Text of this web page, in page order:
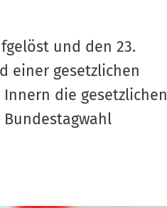
und den 23.
einer gesetzlichen
die gesetzlichen